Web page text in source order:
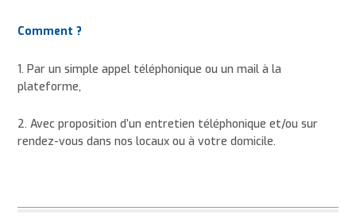
Comment ?
1. Par un simple appel téléphonique ou un mail à la
plateforme,
2. Avec proposition d’un entretien téléphonique et/ou sur
rendez-vous dans nos locaux ou à votre domicile.